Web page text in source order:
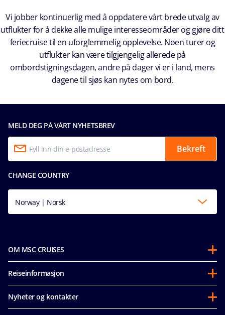
Vi jobber kontinuerlig med å oppdatere vårt brede utvalg av
utflukter for å dekke alle mulige interesseområder og gjøre ditt
feriecruise til en uforglemmelig opplevelse. Noen turer og
utflukter kan være tilgjengelig allerede på
ombordstigningsdagen, andre på dager vi er i land, mens
dagene til sjøs kan nytes om bord.
MELD DEG PÅ VÅRT NYHETSBREV
Bekreft
CHANGE COUNTRY
Norway | Norsk
OM MSC CRUISES
Om oss
Bærekraft
Mice og charters
Reiseinformasjon
Før avreise
Nyheter og kontakter